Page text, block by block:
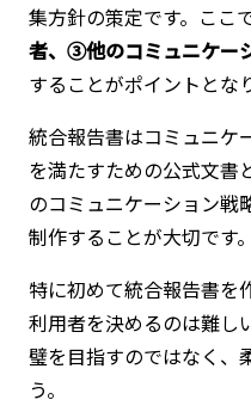
集方針の策定です。ここ
者、③他のコミュニケー
することがポイントとな
統合報告書はコミュニケ
を満たすための公式文書
のコミュニケーション戦
制作することが大切です。
特に初めて統合報告書を
利用者を決めるのは難し
璧を目指すのではなく、
う。